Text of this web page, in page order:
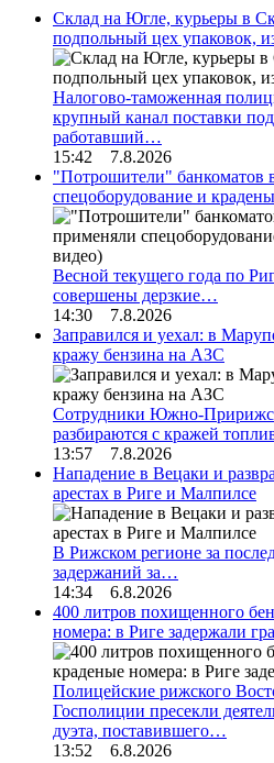
Склад на Югле, курьеры в
подпольный цех упаковок,
Налогово-таможенная
крупный канал поставки
работавший…
15:42 7.8.2026
"Потрошители" банкоматов
спецоборудование и
Весной текущего года по
совершены дерзкие…
14:30 7.8.2026
Заправился и уехал: в
кражу бензина на АЗС
Сотрудники Южно-
разбираются с кражей
13:57 7.8.2026
Нападение в Вецаки и
арестах в Риге и Малпилсе
В Рижском регионе за
задержаний за…
14:34 6.8.2026
400 литров похищенного
номера: в Риге задержали
Полицейские рижского
Госполиции пресекли
дуэта, поставившего…
13:52 6.8.2026